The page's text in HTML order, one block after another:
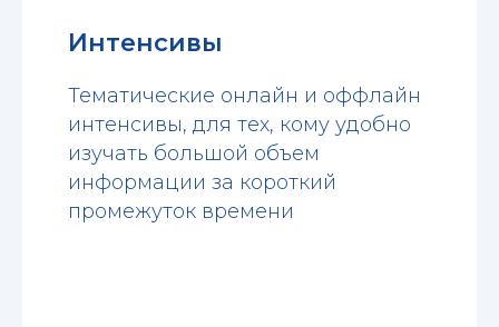
Интенсивы
Тематические онлайн и оффлайн
интенсивы, для тех, кому удобно
изучать большой объем
информации за короткий
промежуток времени